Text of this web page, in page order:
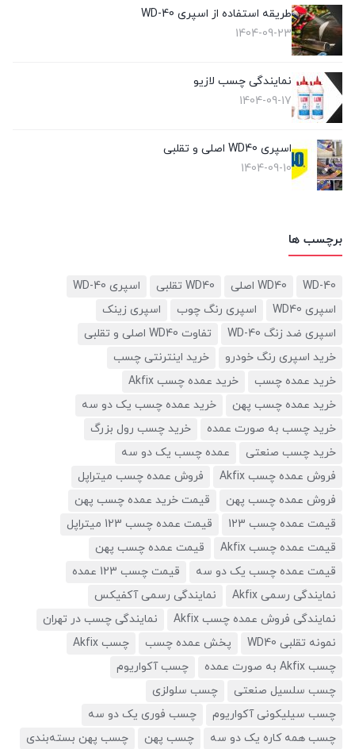
طریقه استفاده از اسپری WD-40
1404-09-23
نمایندگی چسب لازیو
1404-09-17
اسپری WD40 اصلی و تقلبی
1404-09-10
برچسب ها
WD-40 WD40 اصلی WD40 تقلبی
اسپری WD-40
اسپری WD40
اسپری رنگ چوب
اسپری زینک
اسپری ضد زنگ WD-40
تفاوت WD40 اصلی و تقلبی
خرید اسپری رنگ خودرو
خرید اینترنتی چسب
خرید عمده چسب
خرید عمده چسب Akfix
خرید عمده چسب پهن
خرید عمده چسب یک دو سه
خرید چسب به صورت عمده
خرید چسب رول بزرگ
خرید چسب صنعتی
عمده چسب یک دو سه
فروش عمده چسب Akfix
فروش عمده چسب میتراپل
فروش عمده چسب پهن
قیمت خرید عمده چسب پهن
قیمت عمده چسب 123
قیمت عمده چسب 123 میتراپل
قیمت عمده چسب Akfix
قیمت عمده چسب پهن
قیمت عمده چسب یک دو سه
قیمت چسب 123 عمده
نمایندگی رسمی Akfix
نمایندگی رسمی آکفیکس
نمایندگی فروش عمده چسب Akfix
نمایندگی چسب در تهران
نمونه تقلبی WD40
پخش عمده چسب
چسب Akfix
چسب Akfix به صورت عمده
چسب آکواریوم
چسب سلسیل صنعتی
چسب سلولزی
چسب سیلیکونی آکواریوم
چسب فوری یک دو سه
چسب همه کاره یک دو سه
چسب پهن چسب پهن بسته‌بندی